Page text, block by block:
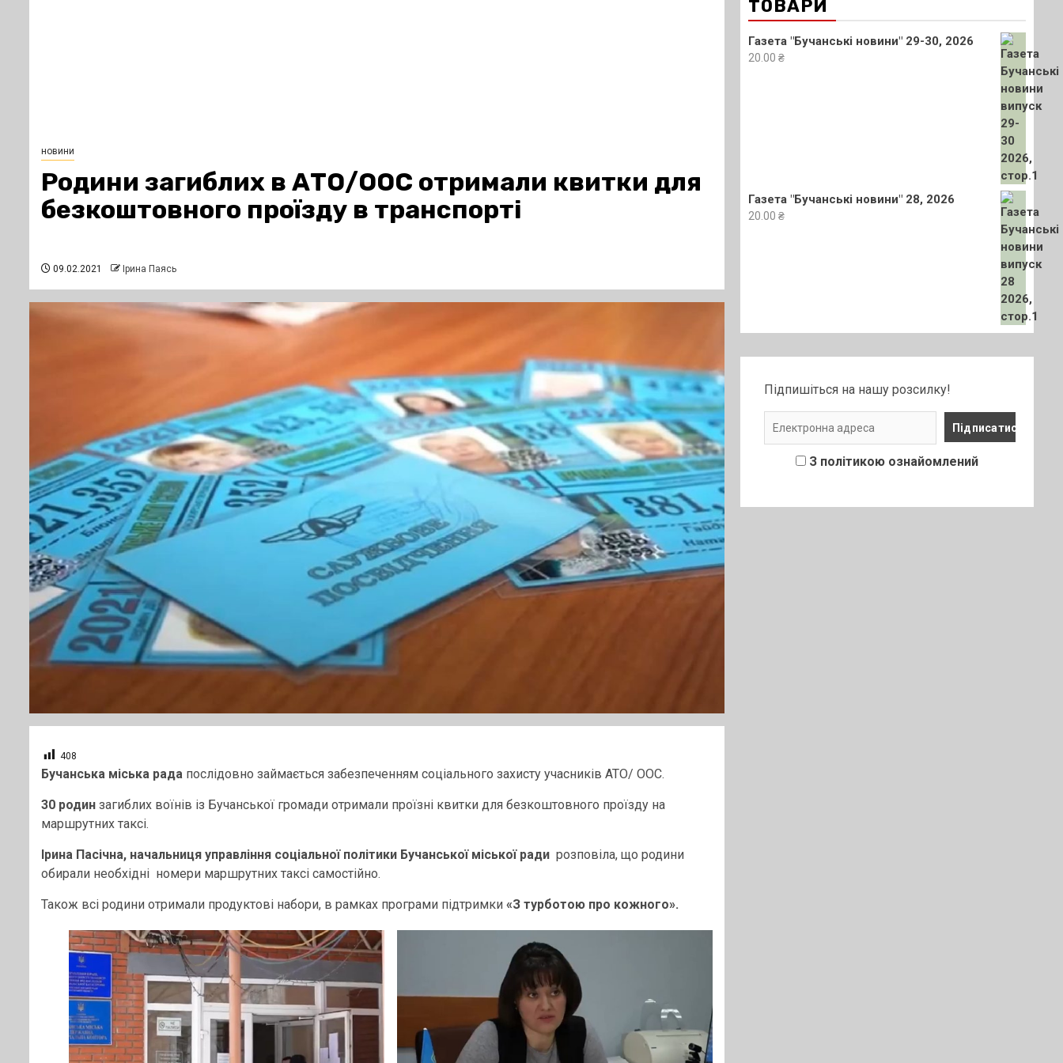
новини
Родини загиблих в АТО/ООС отримали квитки для
безкоштовного проїзду в транспорті
09.02.2021 Ірина Паясь
408
Бучанська міська рада послідовно займається забезпеченням соціального захисту учасників АТО/ ООС.
30 родин загиблих воїнів із Бучанської громади отримали проїзні квитки для безкоштовного проїзду на
маршрутних таксі.
Ірина Пасічна, начальниця управління соціальної політики Бучанської міської ради розповіла, що родини
обирали необхідні номери маршрутних таксі самостійно.
Також всі родини отримали продуктові набори, в рамках програми підтримки «З турботою про кожного».
ТОВАРИ
Газета "Бучанські новини" 29-30, 2026
20.00 ₴
Газета "Бучанські новини" 28, 2026
20.00 ₴
Підпишіться на нашу розсилку!
З політикою ознайомлений